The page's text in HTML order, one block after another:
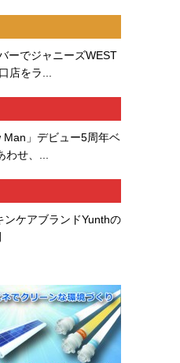
ーでジャニーズWEST
店をラ...
Man」デビュー5周年ベ
せ、...
ンケアブランドYunthの